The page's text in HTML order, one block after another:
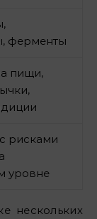
ферменты
пищи,
рисками
уровне
нескольких